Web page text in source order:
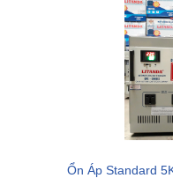
Ổn Áp Standard